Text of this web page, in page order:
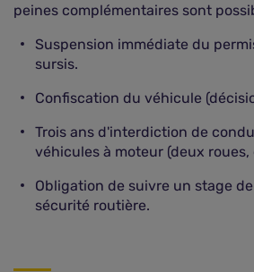
peines complémentaires sont
Suspension immédiate du
sursis.
Confiscation du véhicule
Trois ans d'interdiction de
véhicules à moteur (deux roues,
Obligation de suivre un stage
sécurité routière.